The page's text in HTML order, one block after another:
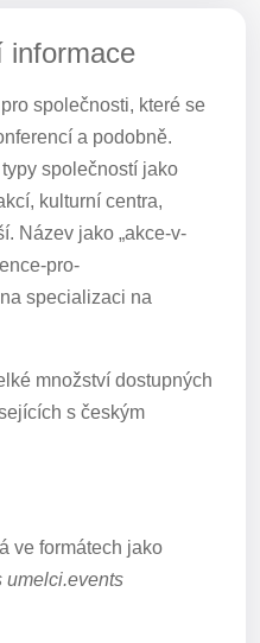
informace
společnosti, které se
a podobně.
společností jako
kulturní centra,
Název jako „akce-v-
pro-
specializaci na
množství dostupných
s českým
ve formátech jako
umelci.events